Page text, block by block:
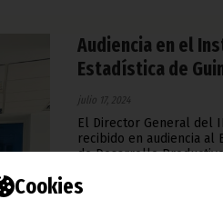
Cookies
Audiencia en el
Estadística de
julio 17, 2024
El Director General del
recibido en audiencia al
de Desarrollo
de la OIT, para dialogar